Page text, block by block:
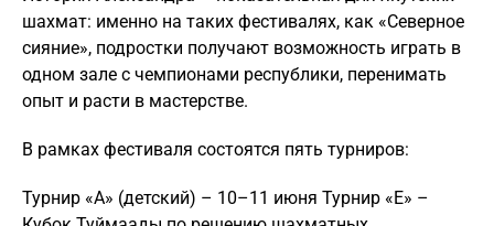
шахмат: именно на таких фестивалях, как «Северное
сияние», подростки получают возможность играть в
одном зале с чемпионами республики, перенимать
опыт и расти в мастерстве.
В рамках фестиваля состоятся пять турниров:
Турнир «А» (детский) – 10–11 июня Турнир «Е» –